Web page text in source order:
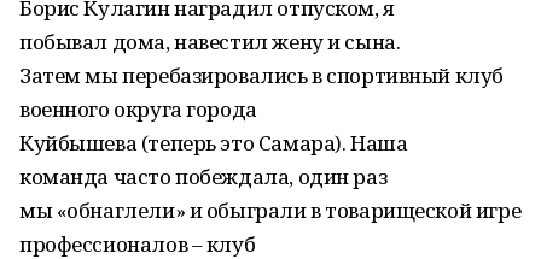
Борис Кулагин наградил отпуском, я
побывал дома, навестил жену и сына.
Затем мы перебазировались в спортивный клуб
военного округа города
Куйбышева (теперь это Самара). Наша
команда часто побеждала, один раз
мы «обнаглели» и обыграли в товарищеской игре
профессионалов – клуб